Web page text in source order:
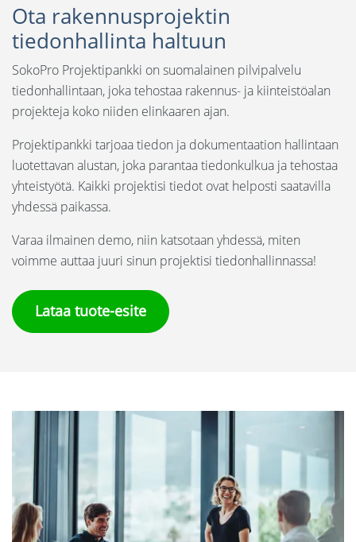
Ota rakennusprojektin
tiedonhallinta haltuun
SokoPro Projektipankki on suomalainen pilvipalvelu
tiedonhallintaan, joka tehostaa rakennus- ja kiinteistöalan
projekteja koko niiden elinkaaren ajan.
Projektipankki tarjoaa tiedon ja dokumentaation hallintaan
luotettavan alustan, joka parantaa tiedonkulkua ja tehostaa
yhteistyötä. Kaikki projektisi tiedot ovat helposti saatavilla
yhdessä paikassa.
Varaa ilmainen demo, niin katsotaan yhdessä, miten
voimme auttaa juuri sinun projektisi tiedonhallinnassa!
Lataa tuote-esite